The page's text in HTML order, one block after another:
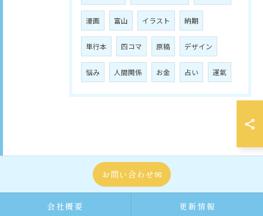
漫画 富山 イラスト 納期
単行本 四コマ 原稿 デザイン
悩み 人間関係 お金 占い 運氣
お問い合わせ✉
会社概要 更新情報